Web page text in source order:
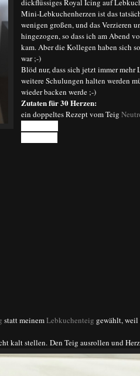
dickflüssiges Royal Icing auf
Mini-Lebkuchenherzen ist das
wenigen großen, und das Verzieren
hingezogen, so dass ich am Abend
kam. Aber die Kollegen haben sich
war ;-)
Blöd nur, dass sich jetzt immer
weitere Schulungen halten werden
wieder backen werde ;-)
Zutaten für 30 Herzen:
ein doppeltes Rezept vom Teig
statt meinemLebkuchenteig gewählt, weil
kalt stellen. Den Teig ausrollen und